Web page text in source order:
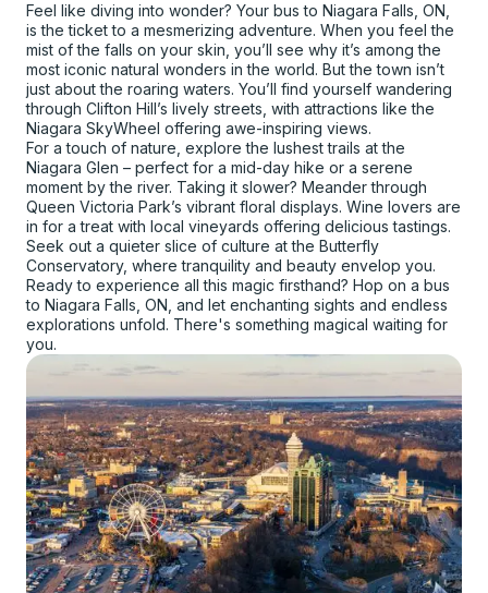
Feel like diving into wonder? Your bus to Niagara Falls, ON,
is the ticket to a mesmerizing adventure. When you feel the
mist of the falls on your skin, you’ll see why it’s among the
most iconic natural wonders in the world. But the town isn’t
just about the roaring waters. You’ll find yourself wandering
through Clifton Hill’s lively streets, with attractions like the
Niagara SkyWheel offering awe-inspiring views.
For a touch of nature, explore the lushest trails at the
Niagara Glen – perfect for a mid-day hike or a serene
moment by the river. Taking it slower? Meander through
Queen Victoria Park’s vibrant floral displays. Wine lovers are
in for a treat with local vineyards offering delicious tastings.
Seek out a quieter slice of culture at the Butterfly
Conservatory, where tranquility and beauty envelop you.
Ready to experience all this magic firsthand? Hop on a bus
to Niagara Falls, ON, and let enchanting sights and endless
explorations unfold. There's something magical waiting for
you.